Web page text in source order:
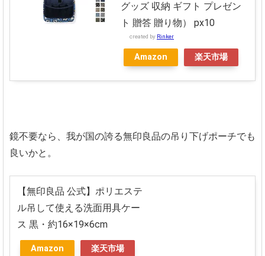
グッズ 収納 ギフト プレゼン
ト 贈答 贈り物） px10
created by Rinker
Amazon 楽天市場
鏡不要なら、我が国の誇る無印良品の吊り下げポーチでも
良いかと。
【無印良品 公式】ポリエステ
ル吊して使える洗面用具ケー
ス 黒・約16×19×6cm
Amazon 楽天市場